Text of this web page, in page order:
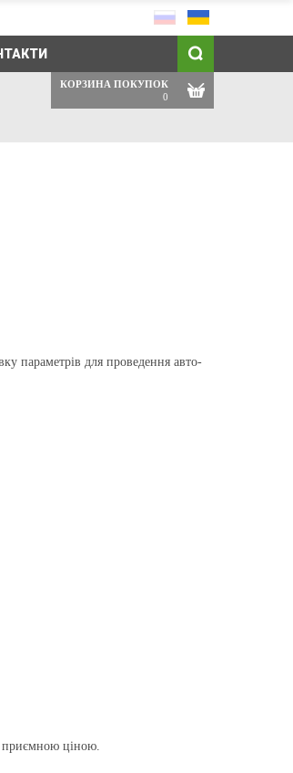
КОРЗИНА ПОКУПОК
0
параметрів для проведення авто-
приємною ціною.